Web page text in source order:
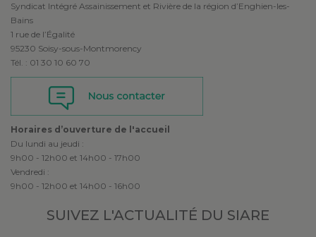
Syndicat Intégré Assainissement et Rivière de la région d’Enghien-les-
Bains
1 rue de l’Égalité
95230 Soisy-sous-Montmorency
Tél. : 01 30 10 60 70
Horaires d’ouverture de l'accueil
Du lundi au jeudi :
9h00 - 12h00 et 14h00 - 17h00
Vendredi :
9h00 - 12h00 et 14h00 - 16h00
SUIVEZ L'ACTUALITÉ DU SIARE